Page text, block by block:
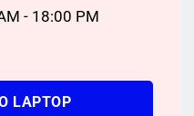
- 18:00 PM
LAPTOP